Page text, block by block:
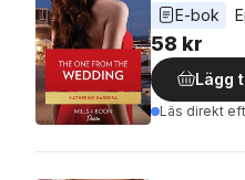
E-bok
58 kr
Lägg
Läs direkt